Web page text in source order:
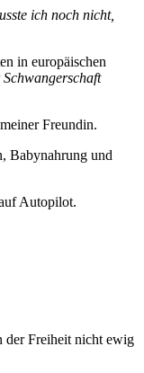
ich noch nicht,
in europäischen
Freundin.
Babynahrung und
Autopilot.
der Freiheit nicht ewig